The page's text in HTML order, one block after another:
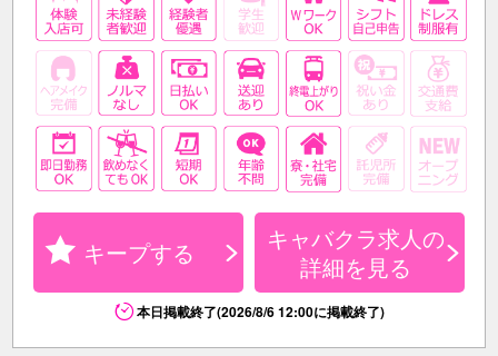
キープする
キャバクラ求人の
詳細を見る
本日掲載終了(2026/8/6 12:00に掲載終了)